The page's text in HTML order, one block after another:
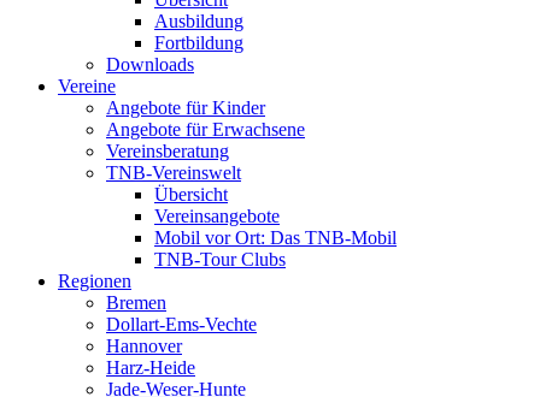
Ausbildung
Fortbildung
Downloads
Vereine
Angebote für Kinder
Angebote für Erwachsene
Vereinsberatung
TNB-Vereinswelt
Übersicht
Vereinsangebote
Mobil vor Ort: Das TNB-Mobil
TNB-Tour Clubs
Regionen
Bremen
Dollart-Ems-Vechte
Hannover
Harz-Heide
Jade-Weser-Hunte